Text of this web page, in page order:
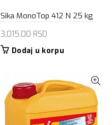
Sika MonoTop 412 N 25 kg
3,015.00 RSD
Dodaj u korpu